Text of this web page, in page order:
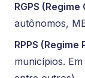
RGPS
autônomos,
RPPS
municípios.